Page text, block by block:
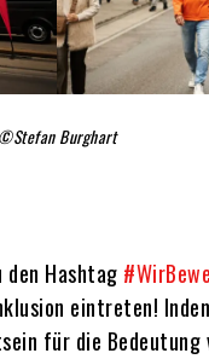
©Stefan Burghart
den Hashtag
eintreten!
für die